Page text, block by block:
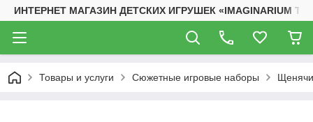
ИНТЕРНЕТ МАГАЗИН ДЕТСКИХ ИГРУШЕК «IMAGINARIUM
Товары и услуги Сюжетные игровые наборы